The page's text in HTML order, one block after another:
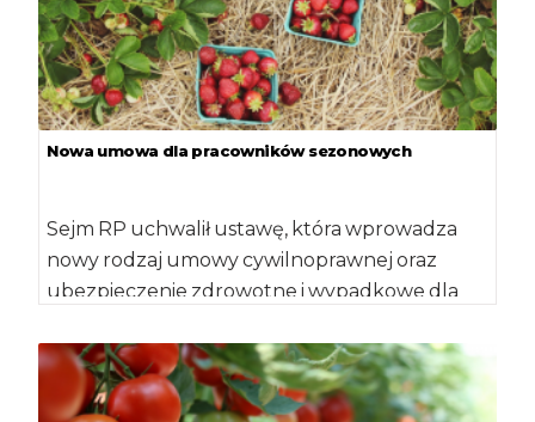
Nowa umowa dla pracowników sezonowych
Sejm RP uchwalił ustawę, która wprowadza
nowy rodzaj umowy cywilnoprawnej oraz
ubezpieczenie zdrowotne i wypadkowe dla